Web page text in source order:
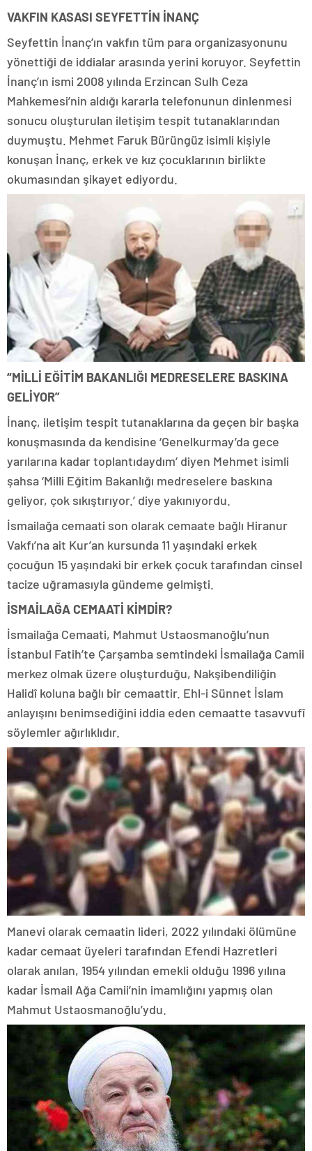
VAKFIN KASASI SEYFETTİN İNANÇ
Seyfettin İnanç’ın vakfın tüm para organizasyonunu
yönettiği de iddialar arasında yerini koruyor. Seyfettin
İnanç’ın ismi 2008 yılında Erzincan Sulh Ceza
Mahkemesi’nin aldığı kararla telefonunun dinlenmesi
sonucu oluşturulan iletişim tespit tutanaklarından
duymuştu. Mehmet Faruk Bürüngüz isimli kişiyle
konuşan İnanç, erkek ve kız çocuklarının birlikte
okumasından şikayet ediyordu.
“MİLLİ EĞİTİM BAKANLIĞI MEDRESELERE BASKINA
GELİYOR”
İnanç, iletişim tespit tutanaklarına da geçen bir başka
konuşmasında da kendisine ‘Genelkurmay’da gece
yarılarına kadar toplantıdaydım’ diyen Mehmet isimli
şahsa ‘Milli Eğitim Bakanlığı medreselere baskına
geliyor, çok sıkıştırıyor.’ diye yakınıyordu.
İsmailağa cemaati son olarak cemaate bağlı Hiranur
Vakfı’na ait Kur’an kursunda 11 yaşındaki erkek
çocuğun 15 yaşındaki bir erkek çocuk tarafından cinsel
tacize uğramasıyla gündeme gelmişti.
İSMAİLAĞA CEMAATİ KİMDİR?
İsmailağa Cemaati, Mahmut Ustaosmanoğlu’nun
İstanbul Fatih’te Çarşamba semtindeki İsmailağa Camii
merkez olmak üzere oluşturduğu, Nakşibendiliğin
Halidî koluna bağlı bir cemaattir. Ehl-i Sünnet İslam
anlayışını benimsediğini iddia eden cemaatte tasavvufî
söylemler ağırlıklıdır.
Manevi olarak cemaatin lideri, 2022 yılındaki ölümüne
kadar cemaat üyeleri tarafından Efendi Hazretleri
olarak anılan, 1954 yılından emekli olduğu 1996 yılına
kadar İsmail Ağa Camii’nin imamlığını yapmış olan
Mahmut Ustaosmanoğlu’ydu.